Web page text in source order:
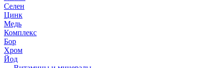
Селен
Цинк
Медь
Комплекс
Бор
Хром
Йод